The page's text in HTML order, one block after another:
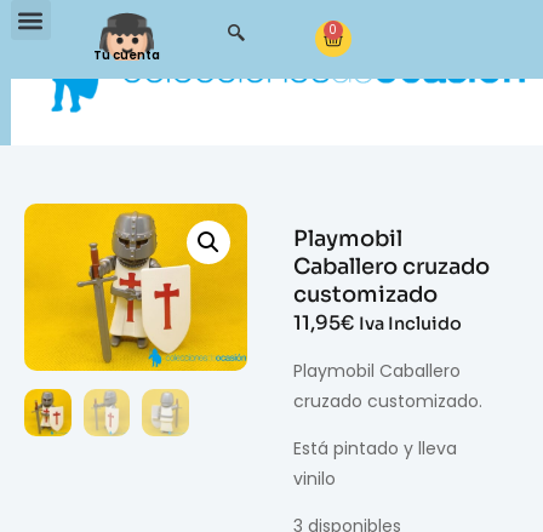
Tu cuenta
0
Playmobil
Caballero cruzado
customizado
11,95€ Iva Incluido
Playmobil Caballero
cruzado customizado.
Está pintado y lleva
vinilo
3 disponibles